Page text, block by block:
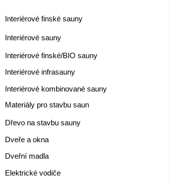
Interiérové finské sauny
Interiérové sauny
Interiérové finské/BIO sauny
Interiérové infrasauny
Interiérové kombinované sauny
Materiály pro stavbu saun
Dřevo na stavbu sauny
Dveře a okna
Dveřní madla
Elektrické vodiče